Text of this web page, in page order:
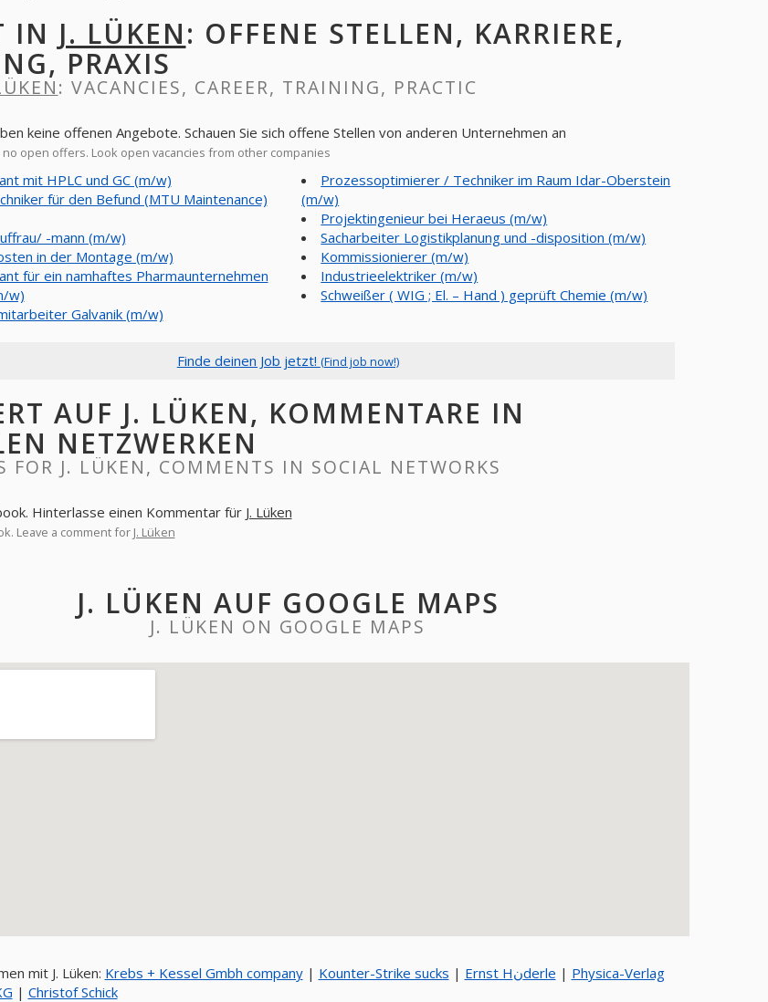
IN J. LÜKEN: OFFENE STELLEN, KARRIERE,
PRAXIS
: VACANCIES, CAREER, TRAINING, PRACTIC
keine offenen Angebote. Schauen Sie sich offene Stellen von anderen Unternehmen an
no open offers. Look open vacancies from other companies
mit HPLC und GC (m/w)
für den Befund (MTU Maintenance)
-mann (m/w)
in der Montage (m/w)
für ein namhaftes Pharmaunternehmen
w)
Galvanik (m/w)
Prozessoptimierer / Techniker im Raum Idar-Oberstein
(m/w)
Projektingenieur bei Heraeus (m/w)
Sacharbeiter Logistikplanung und -disposition (m/w)
Kommissionierer (m/w)
Industrieelektriker (m/w)
Schweißer ( WIG ; El. – Hand ) geprüft Chemie (m/w)
Finde deinen Job jetzt! (Find job now!)
AUF J. LÜKEN, KOMMENTARE IN
NETZWERKEN
FOR J. LÜKEN, COMMENTS IN SOCIAL NETWORKS
Hinterlasse einen Kommentar für J. Lüken
Leave a comment for J. Lüken
J. LÜKEN AUF GOOGLE MAPS
J. LÜKEN ON GOOGLE MAPS
mit J. Lüken: Krebs + Kessel Gmbh company| Kounter-Strike sucks | Ernst Hنderle | Physica-Verlag
| Christof Schick